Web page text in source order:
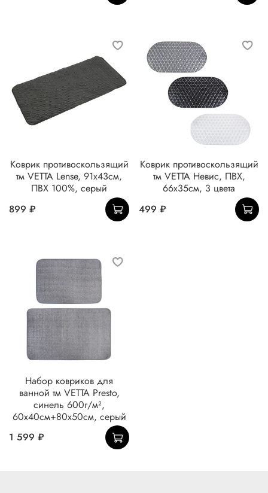
Коврик противоскользящий
тм VETTA Lense, 91x43см,
ПВХ 100%, серый
899 ₽
Коврик противоскользящий
тм VETTA Невис, ПВХ,
66x35см, 3 цвета
499 ₽
Набор ковриков для
ванной тм VETTA Presto,
синель 600г/м²,
60х40см+80х50см, серый
1 599 ₽